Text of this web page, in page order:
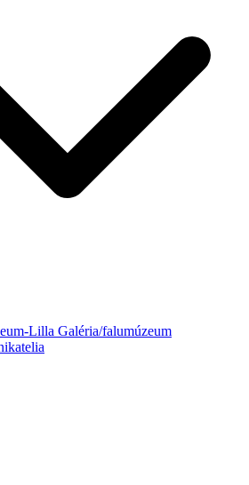
Lilla Galéria/falumúzeum